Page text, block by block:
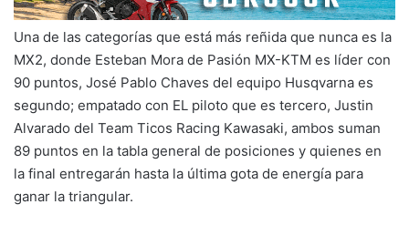
Una de las categorías que está más reñida que nunca es la
MX2, donde Esteban Mora de Pasión MX-KTM es líder con
90 puntos, José Pablo Chaves del equipo Husqvarna es
segundo; empatado con EL piloto que es tercero, Justin
Alvarado del Team Ticos Racing Kawasaki, ambos suman
89 puntos en la tabla general de posiciones y quienes en
la final entregarán hasta la última gota de energía para
ganar la triangular.